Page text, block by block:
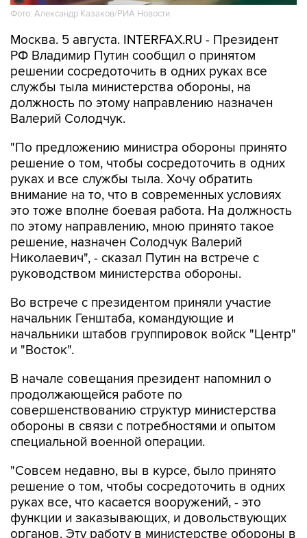
Фото: Александр Казаков/РИА Новости
Москва. 5 августа. INTERFAX.RU - Президент
РФ Владимир Путин сообщил о принятом
решении сосредоточить в одних руках все
службы тыла министерства обороны, на
должность по этому направлению назначен
Валерий Солодчук.
"По предложению министра обороны принято
решение о том, чтобы сосредоточить в одних
руках и все службы тыла. Хочу обратить
внимание на то, что в современных условиях
это тоже вполне боевая работа. На должность
по этому направлению, мною принято такое
решение, назначен Солодчук Валерий
Николаевич", - сказал Путин на встрече с
руководством министерства обороны.
Во встрече с президентом приняли участие
начальник Генштаба, командующие и
начальники штабов группировок войск "Центр"
и "Восток".
В начале совещания президент напомнил о
продолжающейся работе по
совершенствованию структур министерства
обороны в связи с потребностями и опытом
специальной военной операции.
"Совсем недавно, вы в курсе, было принято
решение о том, чтобы сосредоточить в одних
руках все, что касается вооружений, - это
функции и заказывающих, и довольствующих
органов. Эту работу в министерстве обороны в